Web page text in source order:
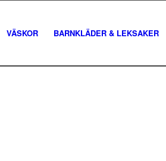
VÄSKOR BARNKLÄDER & LEKSAKER